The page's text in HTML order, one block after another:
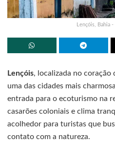
Lençóis, Bahia
Lençóis, localizada no coração
uma das cidades mais
entrada para o ecoturismo na
casarões coloniais e clima
acolhedor para turistas que
contato com a natureza.